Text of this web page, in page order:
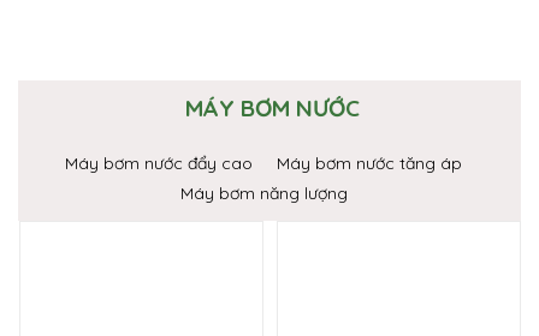
MÁY BƠM NƯỚC
Máy bơm nước đẩy cao
Máy bơm nước tăng áp
Máy bơm năng lượng